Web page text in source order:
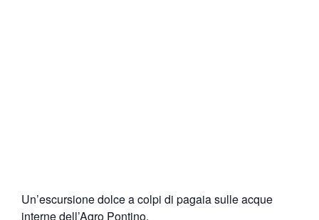
Un’escursione dolce a colpi di pagaia sulle acque
interne dell’Agro Pontino.